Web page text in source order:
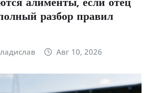
алименты, если отец
разбор правил
Авг 10, 2026